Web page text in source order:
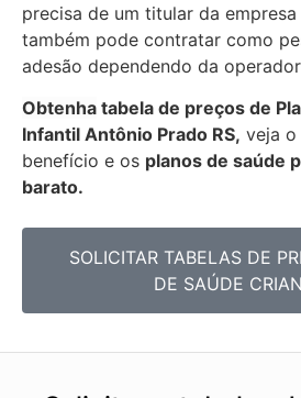
precisa de um titular da
também pode contratar como
adesão dependendo da
Obtenha tabela de preços de
Infantil Antônio Prado RS, veja
benefício e os planos de saúde
barato.
SOLICITAR TABELAS DE
DE SAÚDE